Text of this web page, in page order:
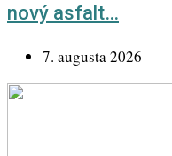
nový asfalt…
7. augusta 2026